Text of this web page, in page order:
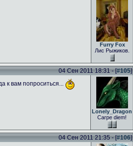
Furry Fox
Лис Рыжиков.
04 Сен 2011 18:31 - [#105]
к вам попроситься...
Lonely_Dragon
Carpe diem!
04 Сен 2011 21:35 - [#106]